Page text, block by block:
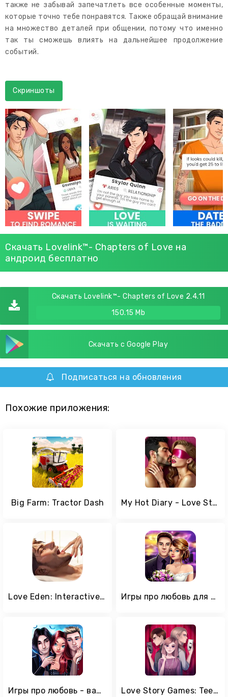
также не забывай запечатлеть все особенные моменты,
которые точно тебе понравятся. Также обращай внимание
на множество деталей при общении, потому что именно
так ты сможешь влиять на дальнейшее продолжение
событий.
Скриншоты
Скачать Lovelink™- Chapters of Love на
андроид бесплатно
Скачать Lovelink™- Chapters of Love 2.4.11
150.15 Mb
Скачать с Google Play
Подписаться на обновления
Похожие приложения:
Big Farm: Tractor Dash My Hot Diary - Love Story Game
Love Eden: Interactive Stories Игры про любовь для девочек - любовная история
Игры про любовь - вампиры Love Story Games: Teenage Drama